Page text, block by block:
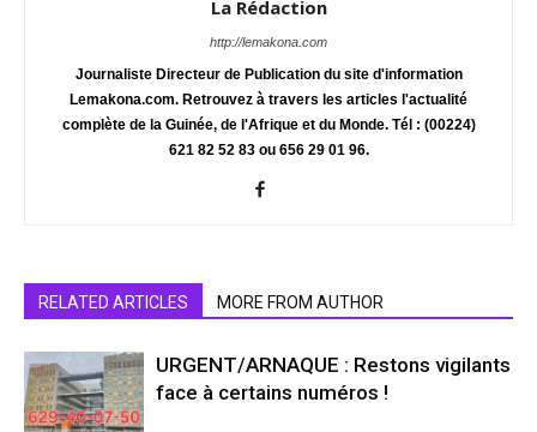
La Rédaction
http://lemakona.com
Journaliste Directeur de Publication du site d'information
Lemakona.com. Retrouvez à travers les articles l'actualité
complète de la Guinée, de l'Afrique et du Monde. Tél : (00224)
621 82 52 83 ou 656 29 01 96.
RELATED ARTICLES MORE FROM AUTHOR
URGENT/ARNAQUE : Restons vigilants
face à certains numéros !